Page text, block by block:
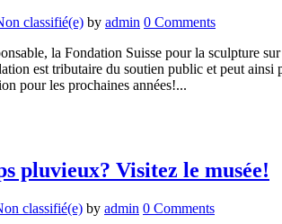
classifié(e) by admin 0 Comments
la Fondation Suisse pour la sculpture
est tributaire du soutien public et peut
pour les prochaines années!...
pluvieux? Visitez le musée!
classifié(e) by admin 0 Comments